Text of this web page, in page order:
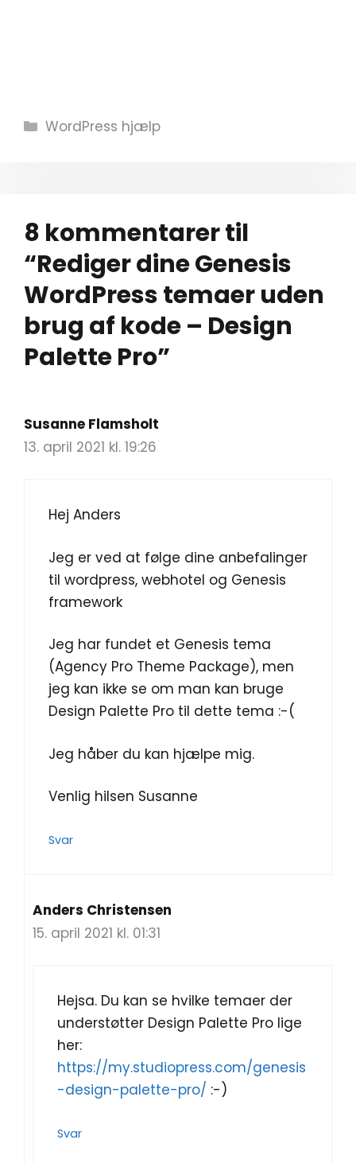
Kategorier
WordPress hjælp
8 kommentarer til
“Rediger dine Genesis
WordPress temaer uden
brug af kode – Design
Palette Pro”
Susanne Flamsholt
13. april 2021 kl. 19:26
Hej Anders
Jeg er ved at følge dine anbefalinger
til wordpress, webhotel og Genesis
framework
Jeg har fundet et Genesis tema
(Agency Pro Theme Package), men
jeg kan ikke se om man kan bruge
Design Palette Pro til dette tema :-(
Jeg håber du kan hjælpe mig.
Venlig hilsen Susanne
Svar
Anders Christensen
15. april 2021 kl. 01:31
Hejsa. Du kan se hvilke temaer der
understøtter Design Palette Pro lige
her:
https://my.studiopress.com/genesis
-design-palette-pro/ :-)
Svar